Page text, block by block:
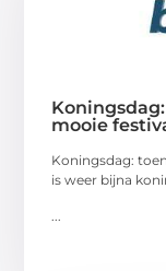
mooie
Koningsdag:
is weer bijna